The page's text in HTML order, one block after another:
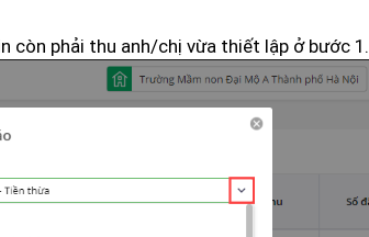
còn phải thu anh/chị vừa thiết lập ở bước 1.